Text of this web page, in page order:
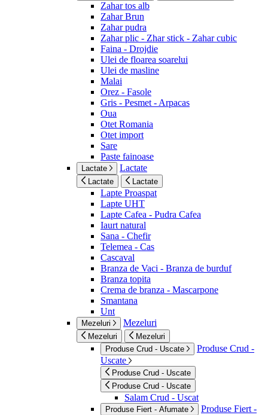
Zahar tos alb
Zahar Brun
Zahar pudra
Zahar plic - Zhar stick - Zahar cubic
Faina - Drojdie
Ulei de floarea soarelui
Ulei de masline
Malai
Orez - Fasole
Gris - Pesmet - Arpacas
Oua
Otet Romania
Otet import
Sare
Paste fainoase
Lactate Lactate
Lactate Lactate
Lapte Proaspat
Lapte UHT
Lapte Cafea - Pudra Cafea
Iaurt natural
Sana - Chefir
Telemea - Cas
Cascaval
Branza de Vaci - Branza de burduf
Branza topita
Crema de branza - Mascarpone
Smantana
Unt
Mezeluri Mezeluri
Mezeluri
Mezeluri
Produse Crud - Uscate
Produse Crud -
Uscate
Produse Crud - Uscate
Produse Crud - Uscate
Salam Crud - Uscat
Produse Fiert - Afumate
Produse Fiert -